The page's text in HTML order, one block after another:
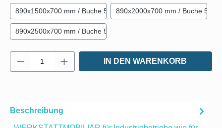
890x1500x700 mm / Buche 50 mm890x2000x700 mm / Buche 50
890x2500x700 mm / Buche 50 mm
Produkt Anzahl: Gib den gewünschten
IN DEN WARENKORB
Beschreibung